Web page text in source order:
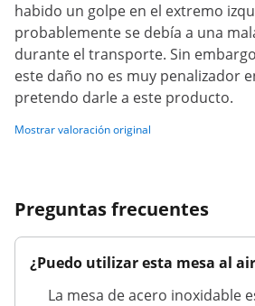
habido un golpe en el extremo
probablemente se debía a una
durante el transporte. Sin
este daño no es muy penalizador
pretendo darle a este producto.
Mostrar valoración original
Preguntas frecuentes
¿Puedo utilizar esta mesa al
La mesa de acero inoxidable